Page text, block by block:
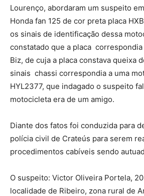
Lourenço, abordaram um suspeito
Honda fan 125 de cor preta placa
os sinais de identificação dessa
constatado que a placa
Biz, de cuja a placa constava queixa
sinais chassi correspondia a uma
HYL2377, que indagado o suspeito
motocicleta era de um amigo.
Diante dos fatos foi conduzida para
polícia civil de Crateús para serem
procedimentos cabíveis sendo
O suspeito: Victor Oliveira Portela,
localidade de Ribeiro, zona rural de